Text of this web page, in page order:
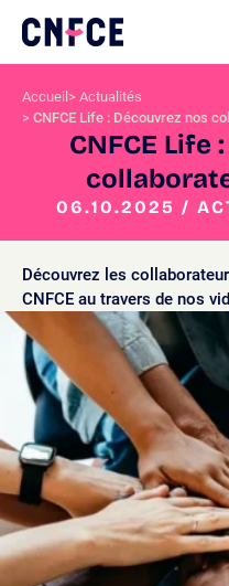
contenu
Logo
site
Accueil
Actualités
CNFCE Life : Découvrez nos
CNFCE Life
06.10.2025 /
Découvrez les
CNFCE au travers de nos